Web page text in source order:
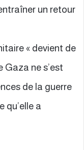
un retour
« devient de
Gaza ne s’est
de la guerre
qu’elle a